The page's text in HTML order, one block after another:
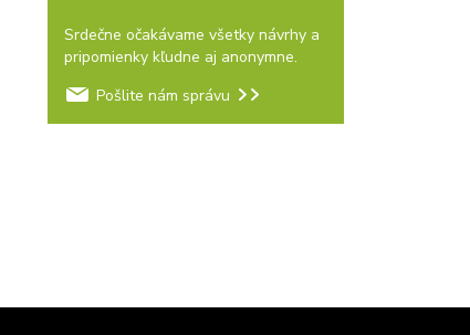
Srdečne očakávame všetky návrhy a
pripomienky kľudne aj anonymne.
Pošlite nám správu